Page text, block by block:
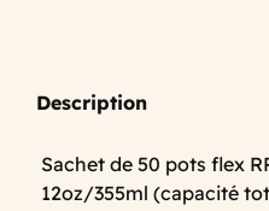
Description
Sachet de 50 pots flex
12oz/355ml (capacité